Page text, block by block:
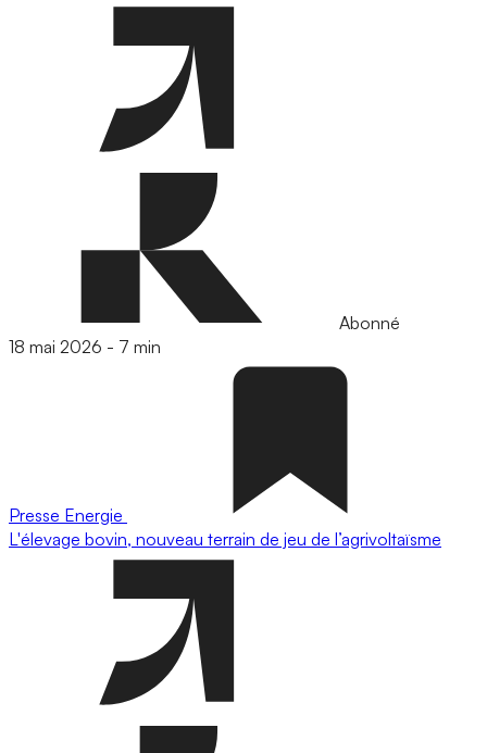
Abonné
18 mai 2026 - 7 min
Presse Energie
L'élevage bovin, nouveau terrain de jeu de l’agrivoltaïsme